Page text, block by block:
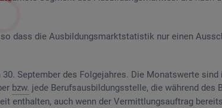
dass die Aus­bil­dungs­markt­sta­tis­tik nur einen
Sep­tem­ber des Fol­ge­jah­res. Die Mo­nats­wer­te
bzw. jede Be­rufs­aus­bil­dungs­stel­le, die wäh­rend des
ent­hal­ten, auch wenn der Ver­mitt­lungs­auf­trag